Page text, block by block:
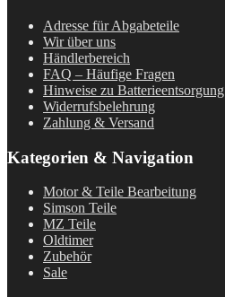
Adresse für Abgabeteile
Wir über uns
Händlerbereich
FAQ – Häufige Fragen
Hinweise zu Batterieentsorgung
Widerrufsbelehrung
Zahlung & Versand
Kategorien & Navigation
Motor & Teile Bearbeitung
Simson Teile
MZ Teile
Oldtimer
Zubehör
Sale